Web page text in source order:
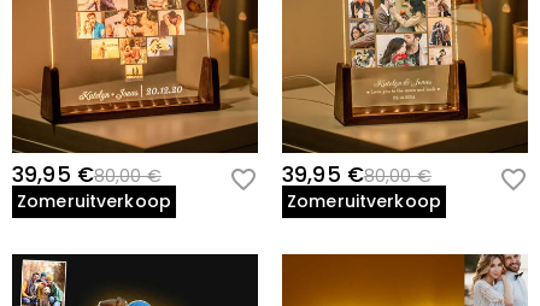
39,95 €80,00 €
Zomeruitverkoop
39,95 €80,00 €
Zomeruitverkoop